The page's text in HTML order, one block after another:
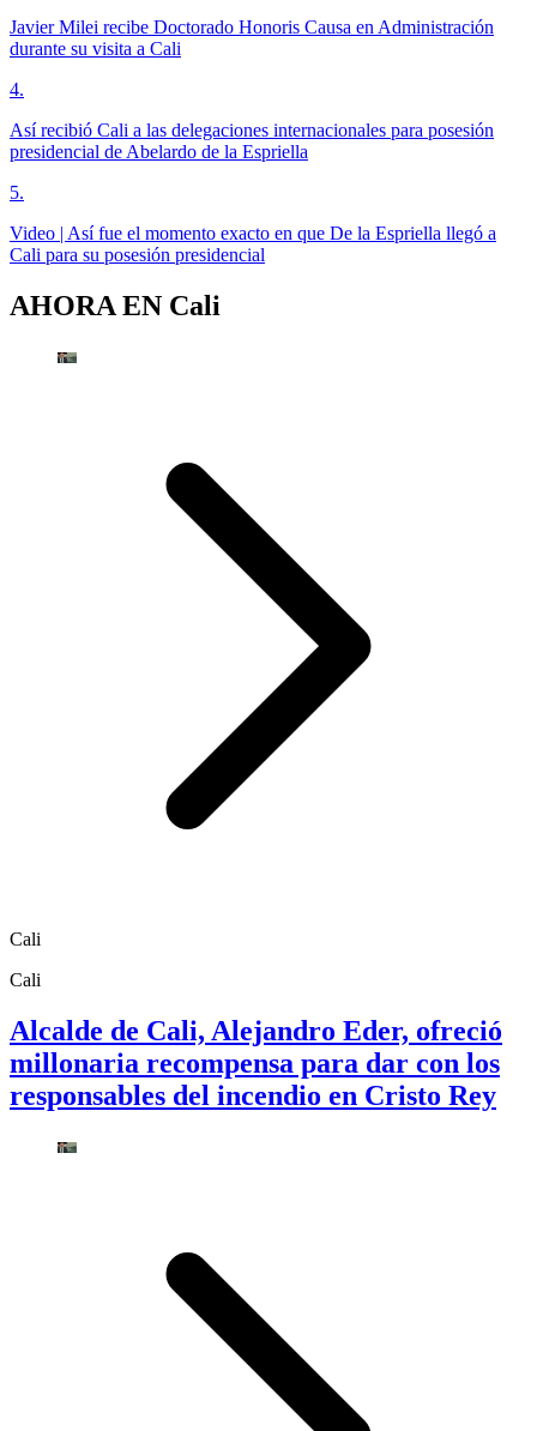
Javier Milei recibe Doctorado Honoris Causa en Administración
durante su visita a Cali
4.
Así recibió Cali a las delegaciones internacionales para posesión
presidencial de Abelardo de la Espriella
5.
Video | Así fue el momento exacto en que De la Espriella llegó a
Cali para su posesión presidencial
AHORA EN Cali
Cali
Cali
Alcalde de Cali, Alejandro Eder, ofreció
millonaria recompensa para dar con los
responsables del incendio en Cristo Rey